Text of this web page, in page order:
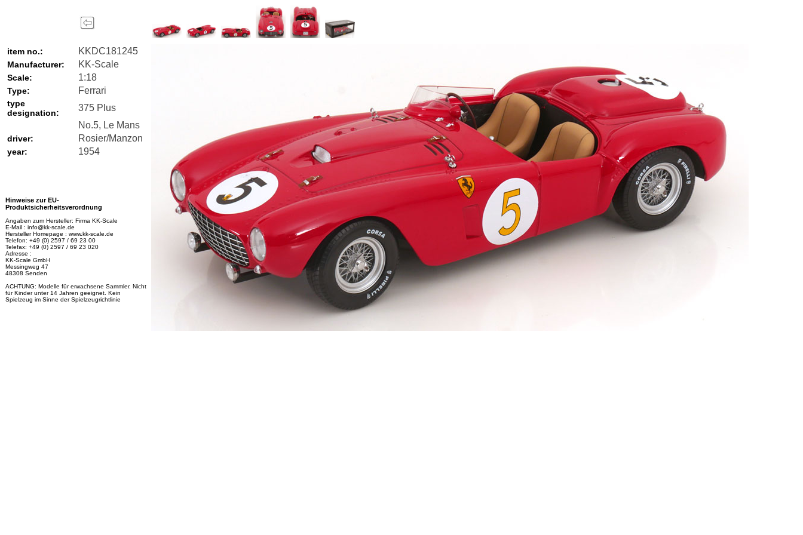
item no.: KKDC181245
Manufacturer: KK-Scale
Scale: 1:18
Type: Ferrari
type
designation:
375 Plus
No.5, Le Mans
driver: Rosier/Manzon
year: 1954
Hinweise zur EU-
Produktsicherheitsverordnung
Angaben zum Hersteller: Firma KK-Scale
E-Mail : info@kk-scale.de
Hersteller Homepage : www.kk-scale.de
Telefon: +49 (0) 2597 / 69 23 00
Telefax: +49 (0) 2597 / 69 23 020
Adresse :
KK-Scale GmbH
Messingweg 47
48308 Senden
ACHTUNG: Modelle für erwachsene Sammler. Nicht
für Kinder unter 14 Jahren geeignet. Kein
Spielzeug im Sinne der Spielzeugrichtlinie